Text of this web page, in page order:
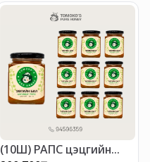
(10Ш) РАПС цэцгийн